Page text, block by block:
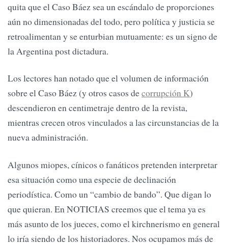
quita que el Caso Báez sea un escándalo de proporciones
aún no dimensionadas del todo, pero política y justicia se
retroalimentan y se enturbian mutuamente: es un signo de
la Argentina post dictadura.
Los lectores han notado que el volumen de información
sobre el Caso Báez (y otros casos decorrupción K)
descendieron en centimetraje dentro de la revista,
mientras crecen otros vinculados a las circunstancias de la
nueva administración.
Algunos miopes, cínicos o fanáticos pretenden interpretar
esa situación como una especie de declinación
periodística. Como un “cambio de bando”. Que digan lo
que quieran. En NOTICIAS creemos que el tema ya es
más asunto de los jueces, como el kirchnerismo en general
lo iría siendo de los historiadores. Nos ocupamos más de